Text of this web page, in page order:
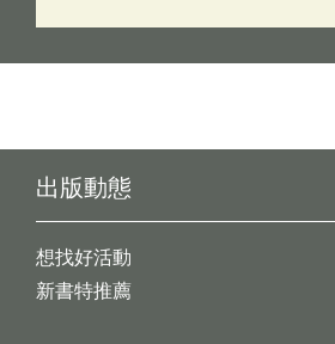
出版動態
想找好活動
新書特推薦